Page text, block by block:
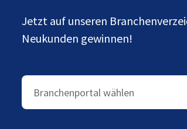
Jetzt auf unseren
Neukunden gewinnen!
Branchenportal wählen